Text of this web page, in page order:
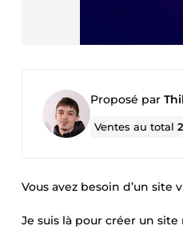
Proposé par
Ventes au total2
Vous avez besoin d’un
Je suis là pour créer un